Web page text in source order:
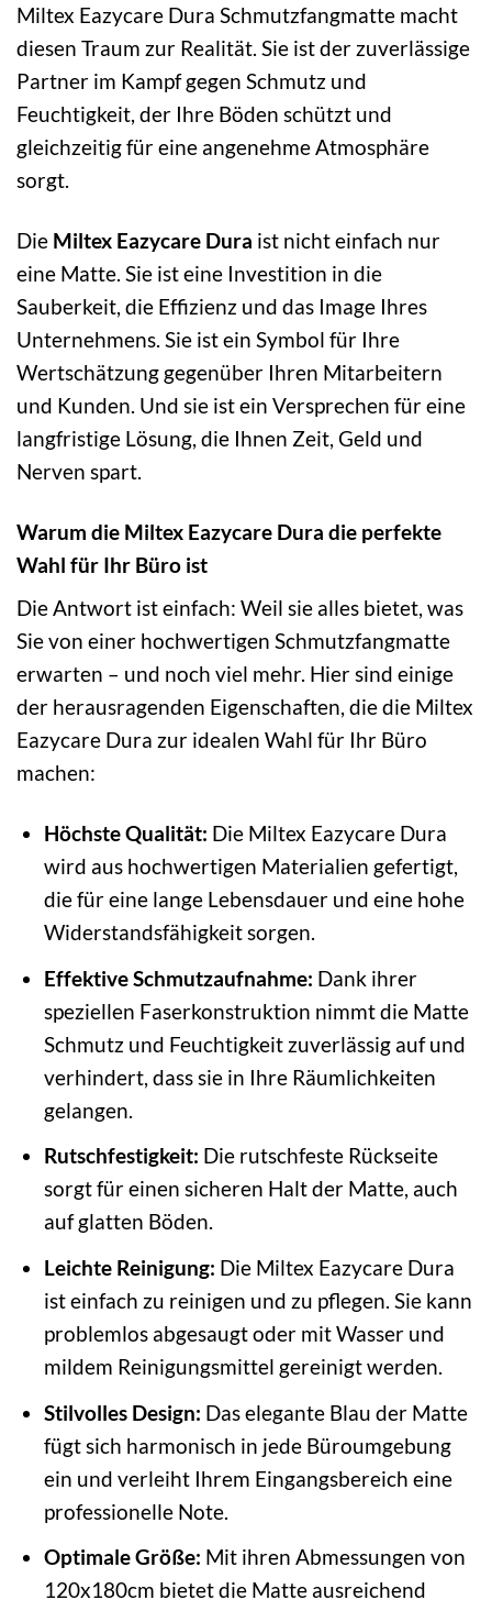
Miltex Eazycare Dura Schmutzfangmatte macht
diesen Traum zur Realität. Sie ist der zuverlässige
Partner im Kampf gegen Schmutz und
Feuchtigkeit, der Ihre Böden schützt und
gleichzeitig für eine angenehme Atmosphäre
sorgt.
Die Miltex Eazycare Dura ist nicht einfach nur
eine Matte. Sie ist eine Investition in die
Sauberkeit, die Effizienz und das Image Ihres
Unternehmens. Sie ist ein Symbol für Ihre
Wertschätzung gegenüber Ihren Mitarbeitern
und Kunden. Und sie ist ein Versprechen für eine
langfristige Lösung, die Ihnen Zeit, Geld und
Nerven spart.
Warum die Miltex Eazycare Dura die perfekte
Wahl für Ihr Büro ist
Die Antwort ist einfach: Weil sie alles bietet, was
Sie von einer hochwertigen Schmutzfangmatte
erwarten – und noch viel mehr. Hier sind einige
der herausragenden Eigenschaften, die die Miltex
Eazycare Dura zur idealen Wahl für Ihr Büro
machen:
Höchste Qualität: Die Miltex Eazycare Dura
wird aus hochwertigen Materialien gefertigt,
die für eine lange Lebensdauer und eine hohe
Widerstandsfähigkeit sorgen.
Effektive Schmutzaufnahme: Dank ihrer
speziellen Faserkonstruktion nimmt die Matte
Schmutz und Feuchtigkeit zuverlässig auf und
verhindert, dass sie in Ihre Räumlichkeiten
gelangen.
Rutschfestigkeit: Die rutschfeste Rückseite
sorgt für einen sicheren Halt der Matte, auch
auf glatten Böden.
Leichte Reinigung: Die Miltex Eazycare Dura
ist einfach zu reinigen und zu pflegen. Sie kann
problemlos abgesaugt oder mit Wasser und
mildem Reinigungsmittel gereinigt werden.
Stilvolles Design: Das elegante Blau der Matte
fügt sich harmonisch in jede Büroumgebung
ein und verleiht Ihrem Eingangsbereich eine
professionelle Note.
Optimale Größe: Mit ihren Abmessungen von
120x180cm bietet die Matte ausreichend